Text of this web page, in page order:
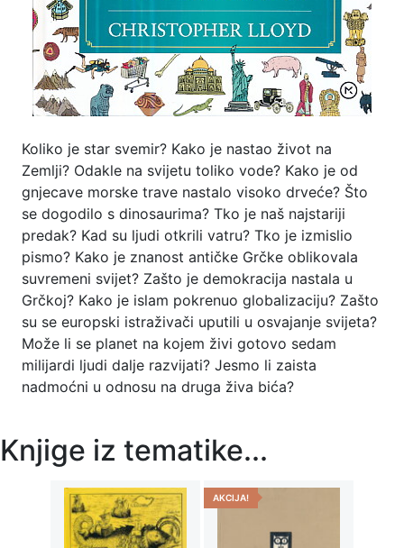
Koliko je star svemir? Kako je nastao život na
Zemlji? Odakle na svijetu toliko vode? Kako je od
gnjecave morske trave nastalo visoko drveće? Što
se dogodilo s dinosaurima? Tko je naš najstariji
predak? Kad su ljudi otkrili vatru? Tko je izmislio
pismo? Kako je znanost antičke Grčke oblikovala
suvremeni svijet? Zašto je demokracija nastala u
Grčkoj? Kako je islam pokrenuo globalizaciju? Zašto
su se europski istraživači uputili u osvajanje svijeta?
Može li se planet na kojem živi gotovo sedam
milijardi ljudi dalje razvijati? Jesmo li zaista
nadmoćni u odnosu na druga živa bića?
Knjige iz tematike...
AKCIJA!